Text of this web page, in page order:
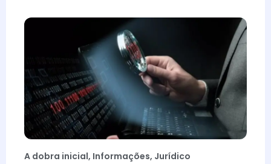
A dobra inicial, Informações, Jurídico